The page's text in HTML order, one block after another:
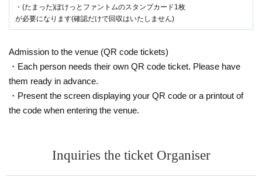
・(たまった)ぽけっとファントムのスタンプカード1枚
が必要になります(確認だけで回収はいたしません)
Admission to the venue (QR code tickets)
・Each person needs their own QR code ticket. Please have
them ready in advance.
・Present the screen displaying your QR code or a printout of
the code when entering the venue.
Inquiries the ticket Organiser